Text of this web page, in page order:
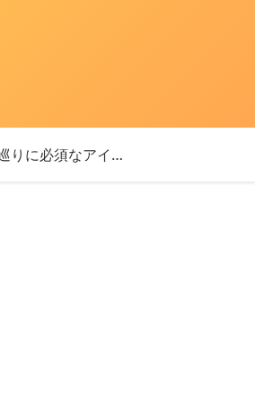
寺社巡りに必須なアイテム